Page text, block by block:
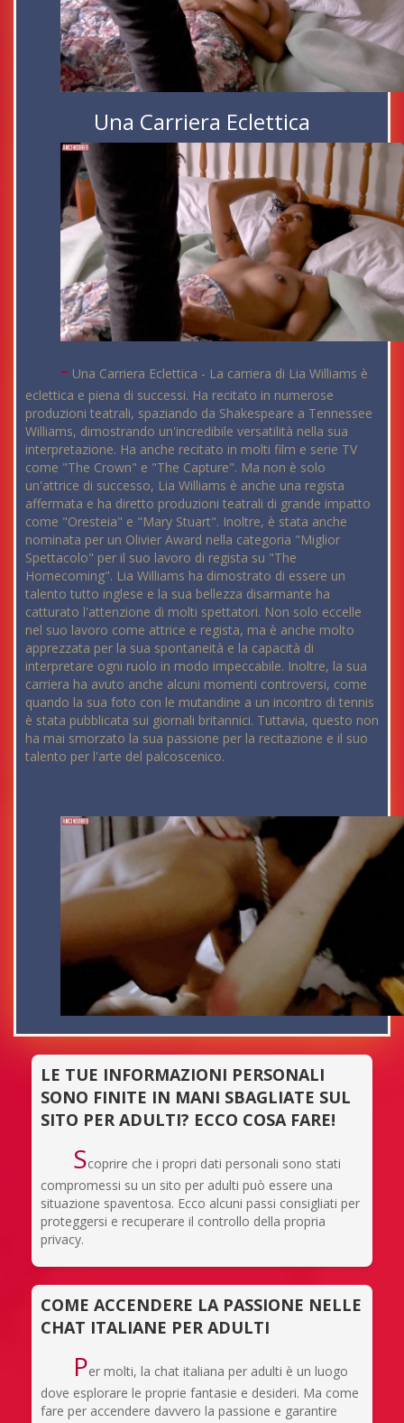
Una Carriera Eclettica
- Una Carriera Eclettica - La carriera di Lia Williams è
eclettica e piena di successi. Ha recitato in numerose
produzioni teatrali, spaziando da Shakespeare a Tennessee
Williams, dimostrando un'incredibile versatilità nella sua
interpretazione. Ha anche recitato in molti film e serie TV
come "The Crown" e "The Capture". Ma non è solo
un'attrice di successo, Lia Williams è anche una regista
affermata e ha diretto produzioni teatrali di grande impatto
come "Oresteia" e "Mary Stuart". Inoltre, è stata anche
nominata per un Olivier Award nella categoria "Miglior
Spettacolo" per il suo lavoro di regista su "The
Homecoming". Lia Williams ha dimostrato di essere un
talento tutto inglese e la sua bellezza disarmante ha
catturato l'attenzione di molti spettatori. Non solo eccelle
nel suo lavoro come attrice e regista, ma è anche molto
apprezzata per la sua spontaneità e la capacità di
interpretare ogni ruolo in modo impeccabile. Inoltre, la sua
carriera ha avuto anche alcuni momenti controversi, come
quando la sua foto con le mutandine a un incontro di tennis
è stata pubblicata sui giornali britannici. Tuttavia, questo non
ha mai smorzato la sua passione per la recitazione e il suo
talento per l'arte del palcoscenico.
LE TUE INFORMAZIONI PERSONALI
SONO FINITE IN MANI SBAGLIATE SUL
SITO PER ADULTI? ECCO COSA FARE!
Scoprire che i propri dati personali sono stati
compromessi su un sito per adulti può essere una
situazione spaventosa. Ecco alcuni passi consigliati per
proteggersi e recuperare il controllo della propria
privacy.
COME ACCENDERE LA PASSIONE NELLE
CHAT ITALIANE PER ADULTI
Per molti, la chat italiana per adulti è un luogo
dove esplorare le proprie fantasie e desideri. Ma come
fare per accendere davvero la passione e garantire